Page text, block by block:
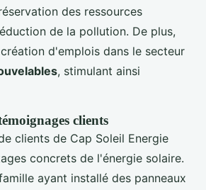
des ressources
de la pollution. De plus,
d'emplois dans le secteur
, stimulant ainsi
clients
clients de Cap Soleil Energie
concrets de l'énergie solaire.
ayant installé des panneaux